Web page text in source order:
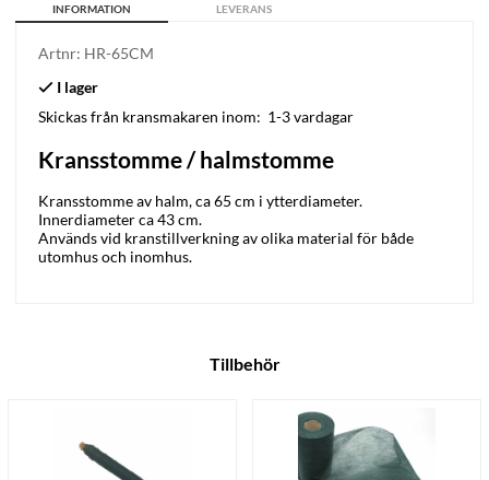
INFORMATION LEVERANS
Artnr: HR-65CM
Skickas från kransmakaren inom: 1-3 vardagar
Kransstomme / halmstomme
Kransstomme av halm, ca 65 cm i ytterdiameter.
Innerdiameter ca 43 cm.
Används vid kranstillverkning av olika material för både
utomhus och inomhus.
Tillbehör